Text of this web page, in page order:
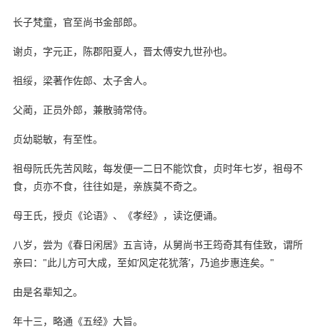
长子梵童，官至尚书金部郎。
谢贞，字元正，陈郡阳夏人，晋太傅安九世孙也。
祖绥，梁著作佐郎、太子舍人。
父蔺，正员外郎，兼散骑常侍。
贞幼聪敏，有至性。
祖母阮氏先苦风眩，每发便一二日不能饮食，贞时年七岁，祖母不
食，贞亦不食，往往如是，亲族莫不奇之。
母王氏，授贞《论语》、《孝经》，读讫便诵。
八岁，尝为《春日闲居》五言诗，从舅尚书王筠奇其有佳致，谓所
亲曰："此儿方可大成，至如‘风定花犹落’，乃追步惠连矣。"
由是名辈知之。
年十三，略通《五经》大旨。